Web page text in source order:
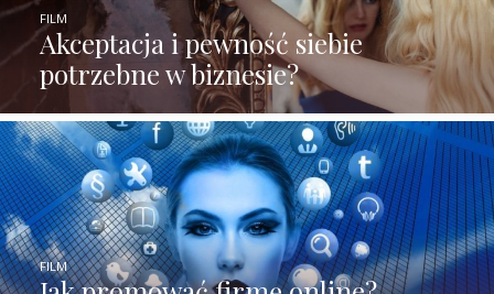
Akceptacja i pewność siebie
potrzebne w biznesie?
FILM
FILM